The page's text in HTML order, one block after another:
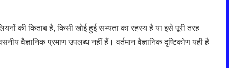
की किताब है, किसी खोई हुई सभ्यता का रहस्य है या इसे पूरी तरह
वैज्ञानिक प्रमाण उपलब्ध नहीं हैं। वर्तमान वैज्ञानिक दृष्टिकोण यही है